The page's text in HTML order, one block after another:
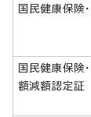
国民健康保険
国民健康保険
額減額認定証